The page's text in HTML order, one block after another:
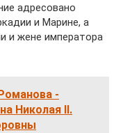
адресовано
и Марине, а
и жене императора
-
Николая II.